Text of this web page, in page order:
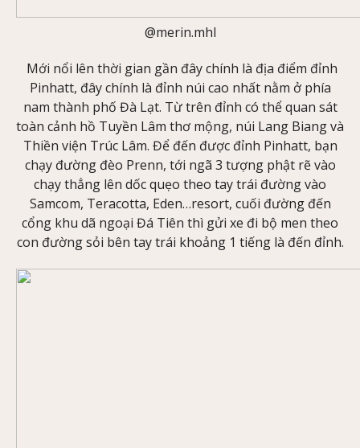
@merin.mhl
Mới nổi lên thời gian gần đây chính là địa điểm đỉnh
Pinhatt, đây chính là đỉnh núi cao nhất nằm ở phía
nam thành phố Đà Lạt. Từ trên đỉnh có thể quan sát
toàn cảnh hồ Tuyền Lâm thơ mộng, núi Lang Biang và
Thiền viện Trúc Lâm. Để đến được đỉnh Pinhatt, bạn
chạy đường đèo Prenn, tới ngã 3 tượng phật rẽ vào
chạy thẳng lên dốc quẹo theo tay trái đường vào
Samcom, Teracotta, Eden…resort, cuối đường đến
cổng khu dã ngoại Đá Tiên thì gửi xe đi bộ men theo
con đường sỏi bên tay trái khoảng 1 tiếng là đến đỉnh.